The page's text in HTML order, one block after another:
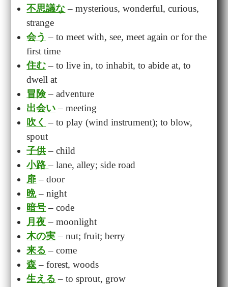
不思議な– mysterious, wonderful, curious,
strange
会う – to meet with, see, meet again or for the
first time
住む– to live in, to inhabit, to abide at, to
dwell at
冒険– adventure
出会い– meeting
吹く – to play (wind instrument); to blow,
spout
子供– child
小路– lane, alley; side road
扉– door
晩– night
暗号– code
月夜– moonlight
木の実– nut; fruit; berry
来る – come
森– forest, woods
生える – to sprout, grow